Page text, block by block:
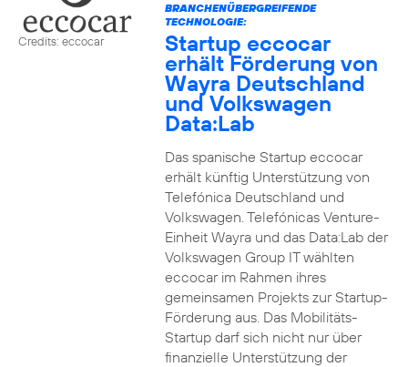
Credits: eccocar
BRANCHENÜBERGREIFENDE
TECHNOLOGIE:
Startup eccocar
erhält Förderung von
Wayra Deutschland
und Volkswagen
Data:Lab
Das spanische Startup eccocar
erhält künftig Unterstützung von
Telefónica Deutschland und
Volkswagen. Telefónicas Venture-
Einheit Wayra und das Data:Lab der
Volkswagen Group IT wählten
eccocar im Rahmen ihres
gemeinsamen Projekts zur Startup-
Förderung aus. Das Mobilitäts-
Startup darf sich nicht nur über
finanzielle Unterstützung der